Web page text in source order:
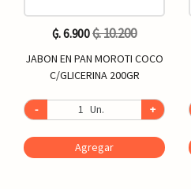
₲. 6.900₲. 10.200
JABON EN PAN MOROTI COCO
C/GLICERINA 200GR
- Un. +
Agregar